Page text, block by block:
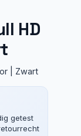
HD
| Zwart
getest